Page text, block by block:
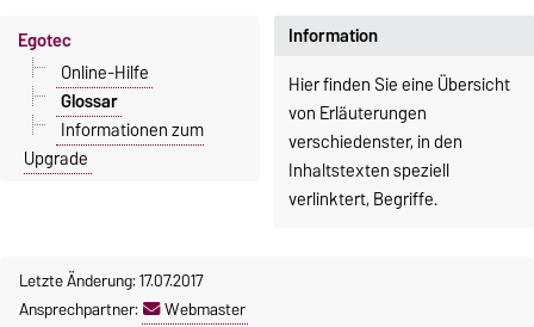
Information
Hier finden Sie eine Übersicht
von Erläuterungen
verschiedenster, in den
Inhaltstexten speziell
verlinktert, Begriffe.
Egotec
Online-Hilfe
Glossar
Informationen zum
Upgrade
Letzte Änderung: 17.07.2017
Ansprechpartner:
Webmaster